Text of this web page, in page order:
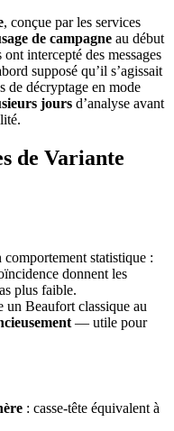
, conçue par les services
de campagne au début
intercepté des messages
supposé qu’il s’agissait
décryptage en mode
jours d’analyse avant
de Variante
comportement statistique :
donnent les
plus faible.
un Beaufort classique au
— utile pour
: casse-tête équivalent à